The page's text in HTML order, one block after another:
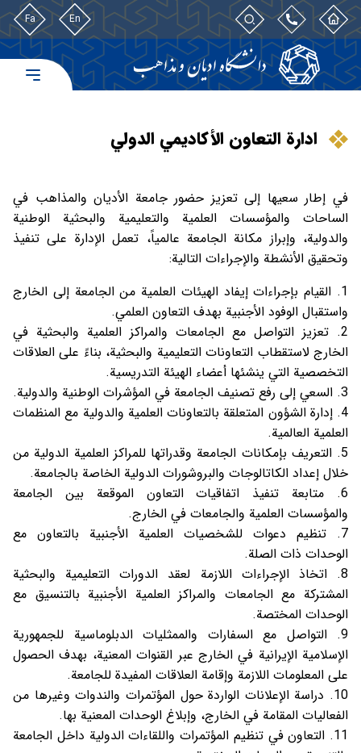
En
Fa
ادارة التعاون الأكاديمي الدولي
في إطار سعيها إلى تعزيز حضور جامعة الأديان والمذاهب في
الساحات والمؤسسات العلمية والتعليمية والبحثية الوطنية
والدولية، وإبراز مكانة الجامعة عالمياً، تعمل الإدارة على تنفيذ
وتحقيق الأنشطة والإجراءات التالية:
القيام بإجراءات إيفاد الهيئات العلمية من الجامعة إلى الخارج
واستقبال الوفود الأجنبية بهدف التعاون العلمي.
تعزيز التواصل مع الجامعات والمراكز العلمية والبحثية في
الخارج لاستقطاب التعاونات التعليمية والبحثية، بناءً على العلاقات
التخصصية التي ينشئها أعضاء الهيئة التدريسية.
السعي إلى رفع تصنيف الجامعة في المؤشرات الوطنية والدولية.
إدارة الشؤون المتعلقة بالتعاونات العلمية والدولية مع المنظمات
العلمية العالمية.
التعريف بإمكانات الجامعة وقدراتها للمراكز العلمية الدولية من
خلال إعداد الكاتالوجات والبروشورات الدولية الخاصة بالجامعة.
متابعة تنفيذ اتفاقيات التعاون الموقعة بين الجامعة
والمؤسسات العلمية والجامعات في الخارج.
تنظيم دعوات للشخصيات العلمية الأجنبية بالتعاون مع
الوحدات ذات الصلة.
اتخاذ الإجراءات اللازمة لعقد الدورات التعليمية والبحثية
المشتركة مع الجامعات والمراكز العلمية الأجنبية بالتنسيق مع
الوحدات المختصة.
التواصل مع السفارات والممثليات الدبلوماسية للجمهورية
الإسلامية الإيرانية في الخارج عبر القنوات المعنية، بهدف الحصول
على المعلومات اللازمة وإقامة العلاقات المفيدة للجامعة.
دراسة الإعلانات الواردة حول المؤتمرات والندوات وغيرها من
الفعاليات المقامة في الخارج، وإبلاغ الوحدات المعنية بها.
التعاون في تنظيم المؤتمرات واللقاءات الدولية داخل الجامعة